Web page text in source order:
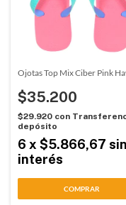
Ojotas Top Mix Ciber Pink
$35.200
$29.920 con
depósito
6 x $5.866,67 sin
interés
COMPRAR